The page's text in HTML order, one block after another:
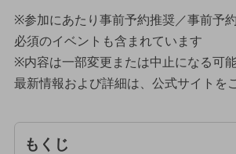
※参加にあたり事前予約推奨／事前予
必須のイベントも含まれています
※内容は一部変更または中止になる可
最新情報および詳細は、公式サイトを
もくじ